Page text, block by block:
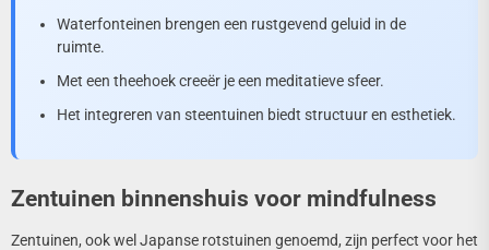
Waterfonteinen brengen een rustgevend geluid in de
ruimte.
Met een theehoek creeër je een meditatieve sfeer.
Het integreren van steentuinen biedt structuur en esthetiek.
Zentuinen binnenshuis voor mindfulness
Zentuinen, ook wel Japanse rotstuinen genoemd, zijn perfect voor het